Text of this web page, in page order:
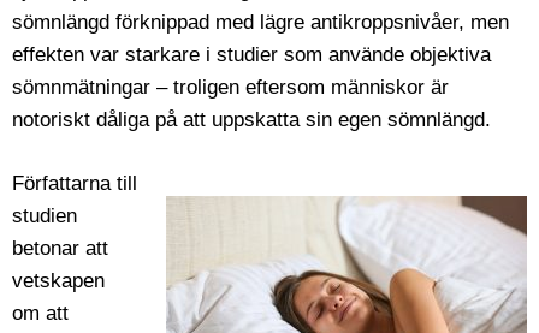
sömnlängd förknippad med lägre antikroppsnivåer, men
effekten var starkare i studier som använde objektiva
sömnmätningar – troligen eftersom människor är
notoriskt dåliga på att uppskatta sin egen sömnlängd.
Författarna till
studien
betonar att
vetskapen
om att